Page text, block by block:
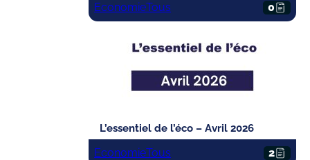
EconomieTous 0
L’essentiel de l’éco – Avril 2026
EconomieTous 2